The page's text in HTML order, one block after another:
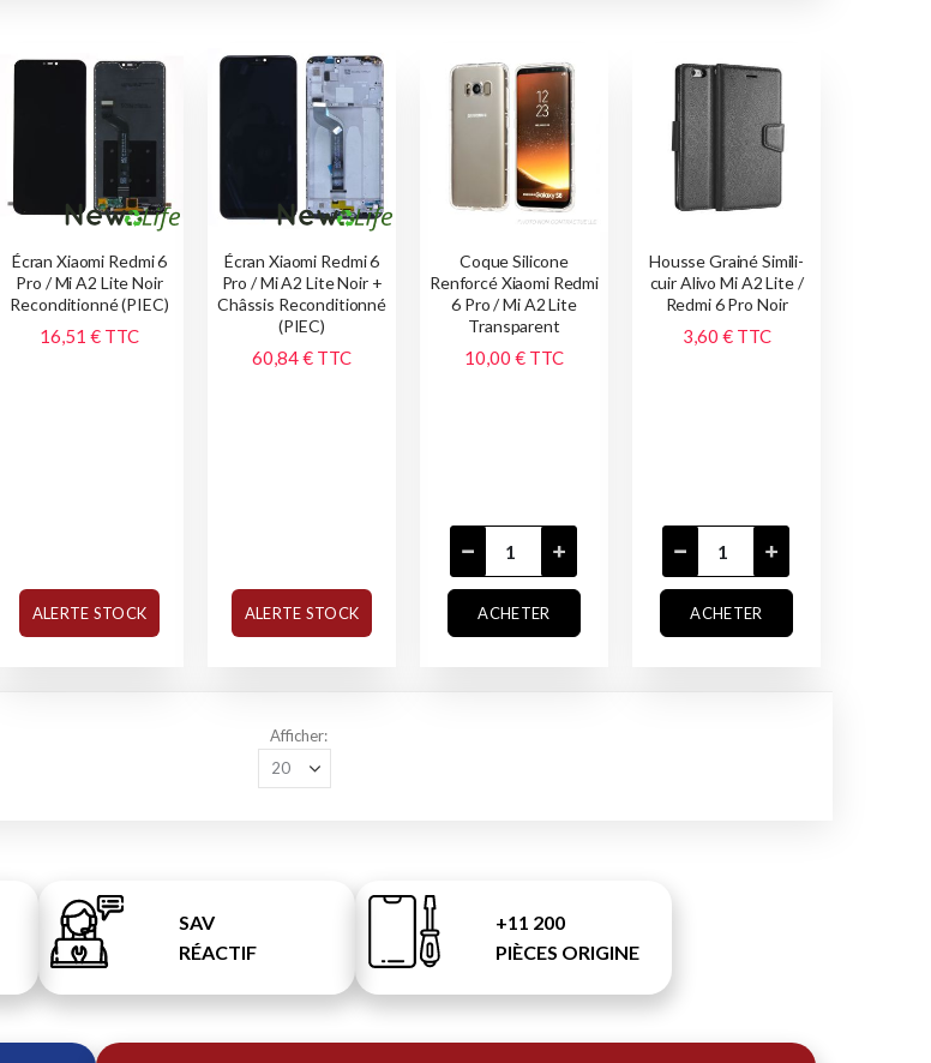
Écran Xiaomi Redmi 6
Pro / Mi A2 Lite Noir
Reconditionné (PIEC)
16,51 € TTC
ALERTE STOCK
Écran Xiaomi Redmi 6
Pro / Mi A2 Lite Noir +
Châssis Reconditionné
(PIEC)
60,84 € TTC
ALERTE STOCK
Coque Silicone
Renforcé Xiaomi Redmi
6 Pro / Mi A2 Lite
Transparent
10,00 € TTC
ACHETER
Housse Grainé Simili-
cuir Alivo Mi A2 Lite /
Redmi 6 Pro Noir
3,60 € TTC
ACHETER
Afficher
SAV
RÉACTIF
+11 200
PIÈCES ORIGINE